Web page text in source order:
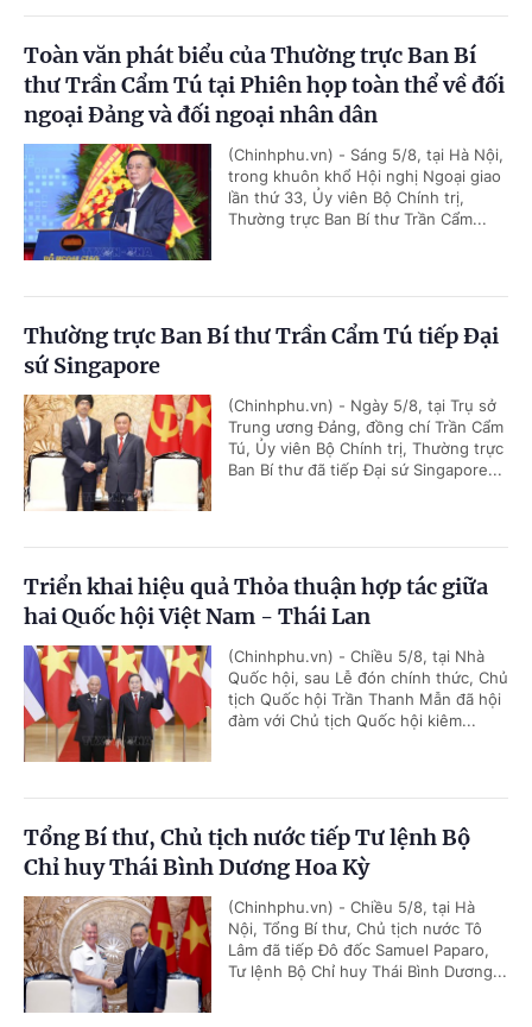
Toàn văn phát biểu của Thường trực Ban Bí
thư Trần Cẩm Tú tại Phiên họp toàn thể về đối
ngoại Đảng và đối ngoại nhân dân
(Chinhphu.vn) - Sáng 5/8, tại Hà Nội,
trong khuôn khổ Hội nghị Ngoại giao
lần thứ 33, Ủy viên Bộ Chính trị,
Thường trực Ban Bí thư Trần Cẩm...
Thường trực Ban Bí thư Trần Cẩm Tú tiếp Đại
sứ Singapore
(Chinhphu.vn) - Ngày 5/8, tại Trụ sở
Trung ương Đảng, đồng chí Trần Cẩm
Tú, Ủy viên Bộ Chính trị, Thường trực
Ban Bí thư đã tiếp Đại sứ Singapore...
Triển khai hiệu quả Thỏa thuận hợp tác giữa
hai Quốc hội Việt Nam - Thái Lan
(Chinhphu.vn) - Chiều 5/8, tại Nhà
Quốc hội, sau Lễ đón chính thức, Chủ
tịch Quốc hội Trần Thanh Mẫn đã hội
đàm với Chủ tịch Quốc hội kiêm...
Tổng Bí thư, Chủ tịch nước tiếp Tư lệnh Bộ
Chỉ huy Thái Bình Dương Hoa Kỳ
(Chinhphu.vn) - Chiều 5/8, tại Hà
Nội, Tổng Bí thư, Chủ tịch nước Tô
Lâm đã tiếp Đô đốc Samuel Paparo,
Tư lệnh Bộ Chỉ huy Thái Bình Dương...